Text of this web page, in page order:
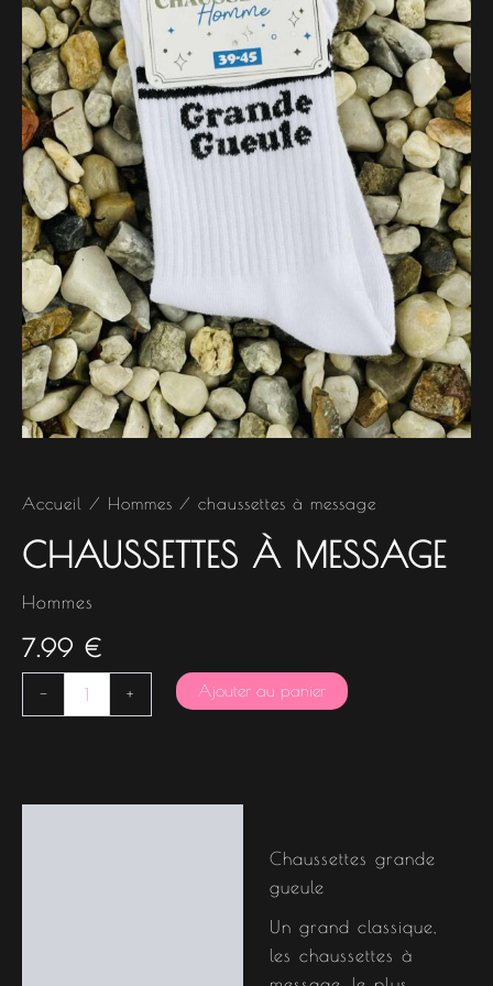
Accueil / Hommes / chaussettes à message
CHAUSSETTES À MESSAGE
Hommes
7.99 €
- + Ajouter au panier
Chaussettes grande
gueule
Un grand classique,
les chaussettes à